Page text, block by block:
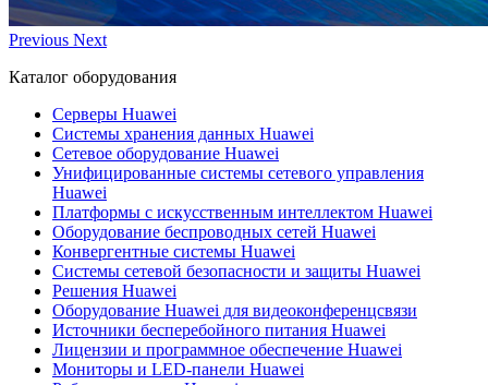
Previous Next
Каталог оборудования
Серверы Huawei
Системы хранения данных Huawei
Сетевое оборудование Huawei
Унифицированные системы сетевого управления
Huawei
Платформы с искусственным интеллектом Huawei
Оборудование беспроводных сетей Huawei
Конвергентные системы Huawei
Системы сетевой безопасности и защиты Huawei
Решения Huawei
Оборудование Huawei для видеоконференцсвязи
Источники бесперебойного питания Huawei
Лицензии и программное обеспечение Huawei
Мониторы и LED-панели Huawei